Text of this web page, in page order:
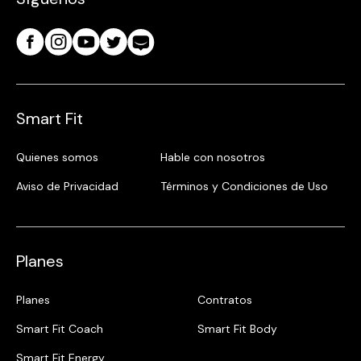
Smart Fit
Quienes somos
Hable con nosotros
Aviso de Privacidad
Términos y Condiciones de Uso
Planes
Planes
Contratos
Smart Fit Coach
Smart Fit Body
Smart Fit Energy